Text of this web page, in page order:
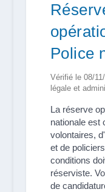
Police
Vérifié le 08/
légale et
La réserve
nationale est
volontaires,
et de
conditions
réserviste.
de